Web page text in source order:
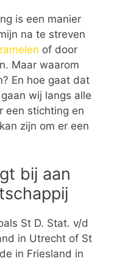
is een manier
na te streven
of door
Maar waarom
En hoe gaat dat
wij langs alle
een stichting en
zijn om er een
bij aan
St D. Stat. v/d
in Utrecht of St
in Friesland in